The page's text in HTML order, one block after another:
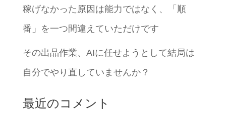
稼げなかった原因は能力ではなく、「順
番」を一つ間違えていただけです
その出品作業、AIに任せようとして結局は
自分でやり直していませんか？
最近のコメント